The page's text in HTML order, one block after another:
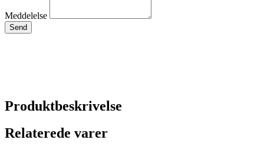
Meddelelse
Send
Produktbeskrivelse
Relaterede varer